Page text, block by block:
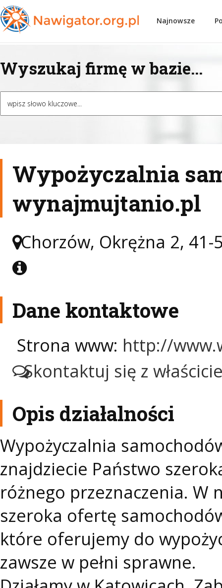
Najnowsze
Wyszukaj firmę w bazie...
Wypożyczalnia
wynajmujtanio.pl
Chorzów, Okrężna 2, 41-
Dane kontaktowe
Strona www: http://
Skontaktuj się z
Opis działalności
Wypożyczalnia
znajdziecie Państwo
różnego przeznaczenia. W
szeroka ofertę
które oferujemy do
zawsze w pełni sprawne.